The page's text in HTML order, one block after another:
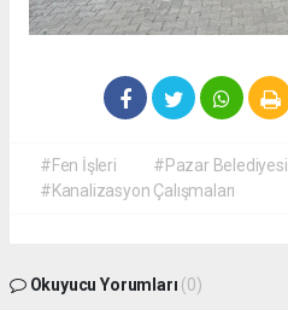
#Fen İşleri #Pazar Belediyesi
#Kanalizasyon Çalışmaları
Okuyucu Yorumları (0)